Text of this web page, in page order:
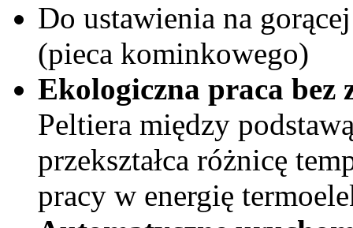
Do ustawienia na
(pieca kominkowego)
Ekologiczna praca bez
Peltiera między
przekształca różnicę
pracy w energię